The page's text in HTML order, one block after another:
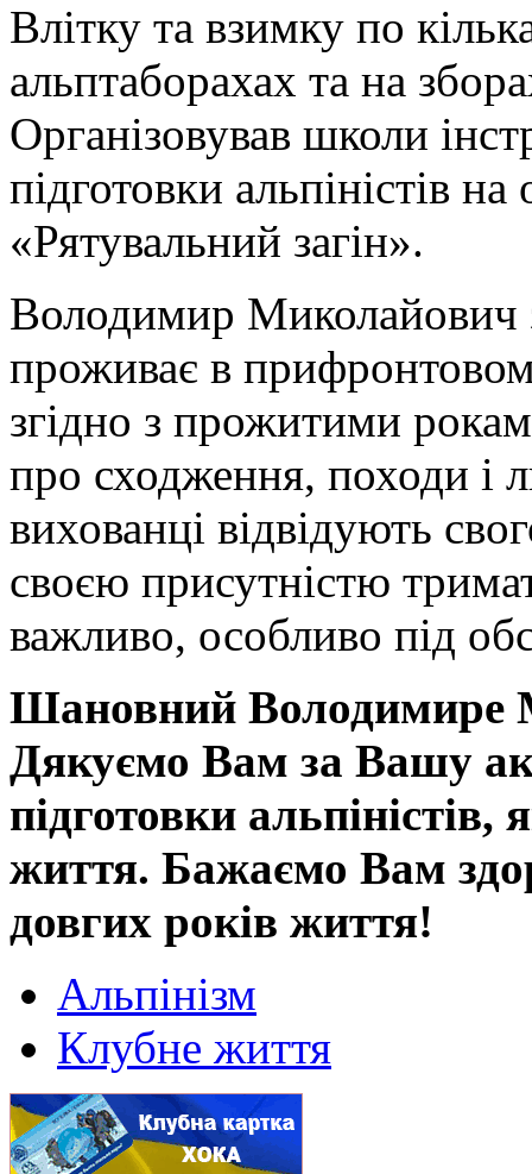
Влітку та взимку по
альптаборахах та на
Організовував школи
підготовки альпіністів
«Рятувальний загін».
Володимир
проживає в
згідно з прожитими
про сходження, походи і
вихованці відвідують
своєю присутністю
важливо, особливо під
Шановний Володимире
Дякуємо Вам за Вашу
підготовки
життя. Бажаємо Вам
довгих років життя!
Альпінізм
Клубне життя